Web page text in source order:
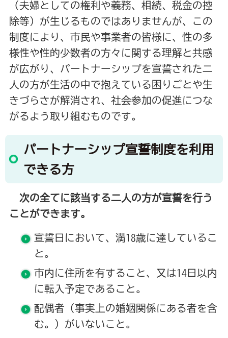
（夫婦としての権利や義務、相続、税金の控
除等）が生じるものではありませんが、この
制度により、市民や事業者の皆様に、性の多
様性や性的少数者の方々に関する理解と共感
が広がり、パートナーシップを宣誓された二
人の方が生活の中で抱えている困りごとや生
きづらさが解消され、社会参加の促進につな
がるよう取り組むものです。
パートナーシップ宣誓制度を利用
できる方
次の全てに該当する二人の方が宣誓を行う
ことができます。
宣誓日において、満18歳に達しているこ
と。
市内に住所を有すること、又は14日以内
に転入予定であること。
配偶者（事実上の婚姻関係にある者を含
む。）がいないこと。